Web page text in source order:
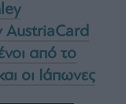
AustriaCard
από το
οι Ιάπωνες